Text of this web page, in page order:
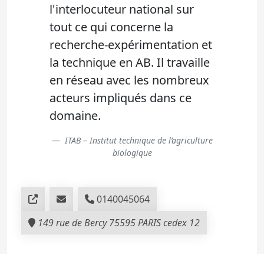
l'interlocuteur national sur
tout ce qui concerne la
recherche-expérimentation et
la technique en AB. Il travaille
en réseau avec les nombreux
acteurs impliqués dans ce
domaine.
ITAB – Institut technique de l’agriculture
biologique
0140045064
149 rue de Bercy 75595 PARIS cedex 12